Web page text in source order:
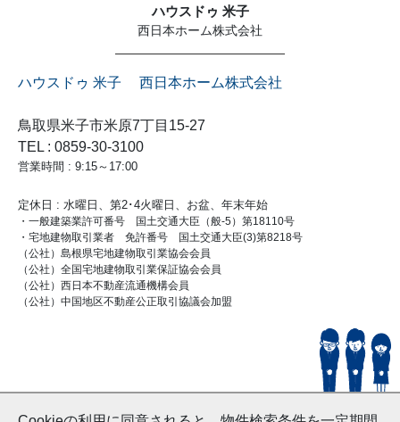
ハウスドゥ 米子
西日本ホーム株式会社
ハウスドゥ 米子 西日本ホーム株式会社
鳥取県米子市米原7丁目15-27
TEL : 0859-30-3100
営業時間 : 9:15～17:00
定休日 : 水曜日、第2･4火曜日、お盆、年末年始
・一般建築業許可番号 国土交通大臣（般-5）第18110号
・宅地建物取引業者 免許番号 国土交通大臣(3)第8218号
（公社）島根県宅地建物取引業協会会員
（公社）全国宅地建物取引業保証協会会員
（公社）西日本不動産流通機構会員
（公社）中国地区不動産公正取引協議会加盟
© HouseDoYonago